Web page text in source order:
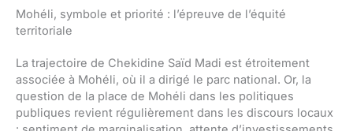
Mohéli, symbole et priorité : l’épreuve de l’équité
territoriale
La trajectoire de Chekidine Saïd Madi est étroitement
associée à Mohéli, où il a dirigé le parc national. Or, la
question de la place de Mohéli dans les politiques
publiques revient régulièrement dans les discours locaux